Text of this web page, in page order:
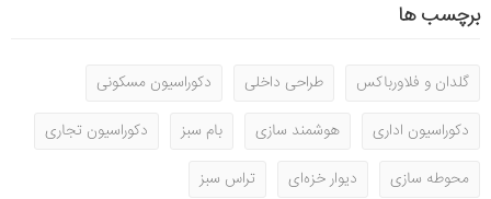
برچسب ها
گلدان و فلاورباکس طراحی داخلی
دکوراسیون مسکونی
دکوراسیون اداری
هوشمند سازی بام سبز
دکوراسیون تجاری
محوطه سازی
دیوار خزه‌ای تراس سبز